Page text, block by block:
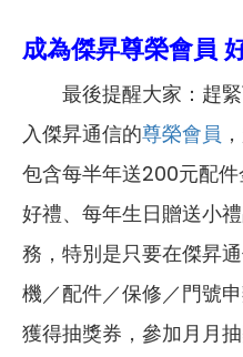
成為傑昇尊榮會員
最後提醒大家：趕緊
入傑昇通信的尊榮會員
包含每半年送200元配
好禮、每年生日贈送小
務，特別是只要在傑昇
機／配件／保修／門號
獲得抽獎券，參加月月